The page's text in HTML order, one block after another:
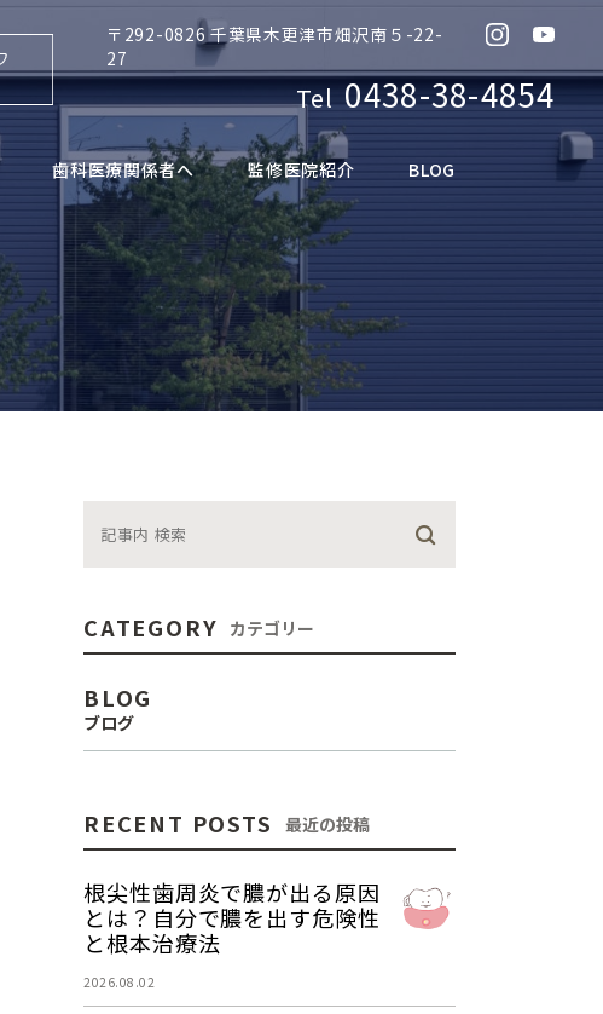
〒292-0826 千葉県木更津市畑沢南５-22-
27
Instagram
Tel 0438-38-4854
歯科医療関係者へ 監修医院紹介 BLOG
CATEGORY カテゴリー
BLOG
ブログ
RECENT POSTS 最近の投稿
根尖性歯周炎で膿が出る原因
とは？自分で膿を出す危険性
と根本治療法
2026.08.02